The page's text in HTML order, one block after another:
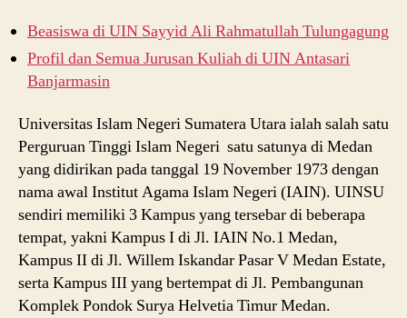
Beasiswa di UIN Sayyid Ali Rahmatullah Tulungagung
Profil dan Semua Jurusan Kuliah di UIN Antasari
Banjarmasin
Universitas Islam Negeri Sumatera Utara ialah salah satu
Perguruan Tinggi Islam Negeri satu satunya di Medan
yang didirikan pada tanggal 19 November 1973 dengan
nama awal Institut Agama Islam Negeri (IAIN). UINSU
sendiri memiliki 3 Kampus yang tersebar di beberapa
tempat, yakni Kampus I di Jl. IAIN No.1 Medan,
Kampus II di Jl. Willem Iskandar Pasar V Medan Estate,
serta Kampus III yang bertempat di Jl. Pembangunan
Komplek Pondok Surya Helvetia Timur Medan.